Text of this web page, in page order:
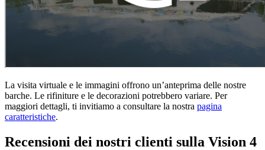
La visita virtuale e le immagini offrono un’anteprima delle nostre
barche. Le rifiniture e le decorazioni potrebbero variare. Per
maggiori dettagli, ti invitiamo a consultare la nostra pagina
caratteristiche.
Recensioni dei nostri clienti sulla Vision 4